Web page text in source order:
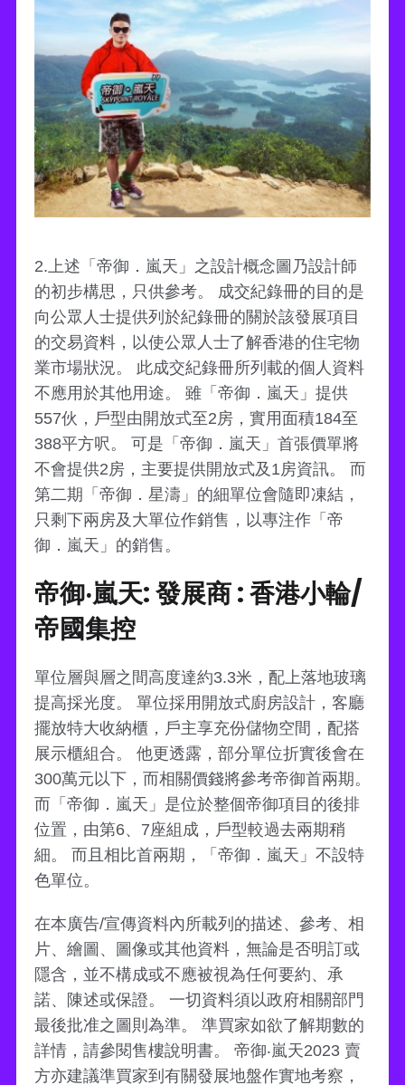
2.上述「帝御．嵐天」之設計概念圖乃設計師
的初步構思，只供參考。 成交紀錄冊的目的是
向公眾人士提供列於紀錄冊的關於該發展項目
的交易資料，以使公眾人士了解香港的住宅物
業市場狀況。 此成交紀錄冊所列載的個人資料
不應用於其他用途。 雖「帝御．嵐天」提供
557伙，戶型由開放式至2房，實用面積184至
388平方呎。 可是「帝御．嵐天」首張價單將
不會提供2房，主要提供開放式及1房資訊。 而
第二期「帝御．星濤」的細單位會隨即凍結，
只剩下兩房及大單位作銷售，以專注作「帝
御．嵐天」的銷售。
帝御‧嵐天: 發展商 : 香港小輪/
帝國集控
單位層與層之間高度達約3.3米，配上落地玻璃
提高採光度。 單位採用開放式廚房設計，客廳
擺放特大收納櫃，戶主享充份儲物空間，配搭
展示櫃組合。 他更透露，部分單位折實後會在
300萬元以下，而相關價錢將參考帝御首兩期。
而「帝御．嵐天」是位於整個帝御項目的後排
位置，由第6、7座組成，戶型較過去兩期稍
細。 而且相比首兩期，「帝御．嵐天」不設特
色單位。
在本廣告/宣傳資料內所載列的描述、參考、相
片、繪圖、圖像或其他資料，無論是否明訂或
隱含，並不構成或不應被視為任何要約、承
諾、陳述或保證。 一切資料須以政府相關部門
最後批准之圖則為準。 準買家如欲了解期數的
詳情，請參閱售樓說明書。 帝御‧嵐天2023 賣
方亦建議準買家到有關發展地盤作實地考察，